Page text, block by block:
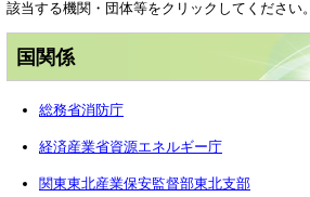
該当する機関・団体等をクリックしてください。
国関係
総務省消防庁
経済産業省資源エネルギー庁
関東東北産業保安監督部東北支部